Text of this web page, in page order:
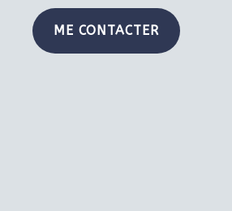
ME CONTACTER